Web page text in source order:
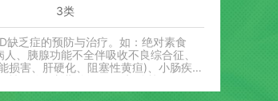
3类
缺乏症的预防与治疗。如：绝对素食
、胰腺功能不全伴吸收不良综合征、
损害、肝硬化、阻塞性黄疸)、小肠疾病
性肠炎、长期腹泻)、胃切除等。 2、用
、低磷血症、佝偻病及伴有慢性肾功能